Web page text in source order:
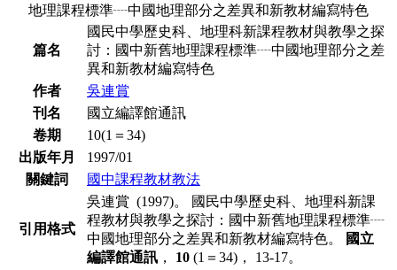
地理課程標準┈中國地理部分之差異和新教材編寫特色
篇名
國民中學歷史科、地理科新課程教材與教學之探
討：國中新舊地理課程標準┈中國地理部分之差
異和新教材編寫特色
作者
吳連賞
刊名
國立編譯館通訊
卷期
10(1＝34)
出版年月
1997/01
關鍵詞
國中課程教材教法
引用格式
吳連賞 (1997)。 國民中學歷史科、地理科新課
程教材與教學之探討：國中新舊地理課程標準┈
中國地理部分之差異和新教材編寫特色。
國立
編譯館通訊 ， 10 (1＝34)， 13-17。